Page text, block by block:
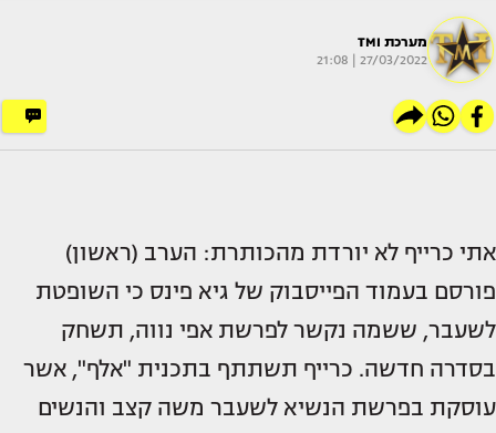
מערכת TMI
27/03/2022 | 21:08
אתי כרייף לא יורדת מהכותרת: הערב (ראשון)
פורסם בעמוד הפייסבוק של גיא פינס כי השופטת
לשעבר, ששמה נקשר לפרשת אפי נווה, תשחק
בסדרה חדשה. כרייף תשתתף בתכנית "אלף", אשר
עוסקת בפרשת הנשיא לשעבר משה קצב והנשים